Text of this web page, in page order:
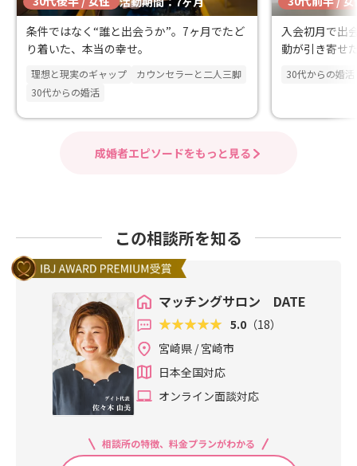
条件ではなく“誰と出会うか”。7ヶ月でたど
り着いた、本当の幸せ。
理想と現実のギャップ
カウンセラーと二人三脚
30代からの婚活
入会初月で出
動が引き寄せ
リー。
30代からの婚活
成婚者エピソードをもっと見る
この相談所を知る
マッチングサロン DATE
5.0（18）
宮崎県 / 宮崎市
日本全国対応
オンライン面談対応
相談所の特徴、料金プランがわかる